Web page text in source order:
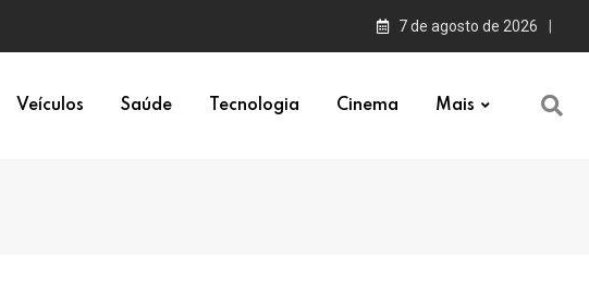
7 de agosto de 2026
Veículos Saúde Tecnologia Cinema Mais